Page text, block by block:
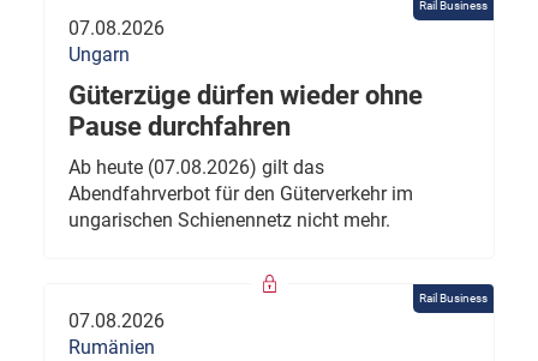
Rail Business
07.08.2026
Ungarn
Güterzüge dürfen wieder ohne
Pause durchfahren
Ab heute (07.08.2026) gilt das
Abendfahrverbot für den Güterverkehr im
ungarischen Schienennetz nicht mehr.
Rail Business
07.08.2026
Rumänien